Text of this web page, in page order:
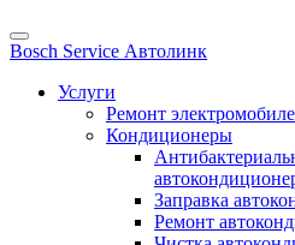
Bosch Service Автолинк
Услуги
Ремонт
Кондиционеры
Заправка
Ремонт